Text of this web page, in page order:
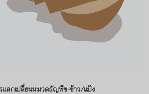
แลกเปลี่ยนหมวดธัญพืช-ข้าว/แป้ง